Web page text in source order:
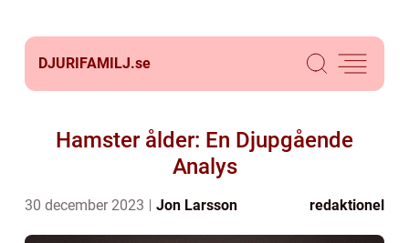
DJURIFAMILJ.se
Hamster ålder: En Djupgående
Analys
30 december 2023 Jon Larsson redaktionel